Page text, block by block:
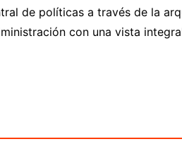
de políticas a través de la
con una vista